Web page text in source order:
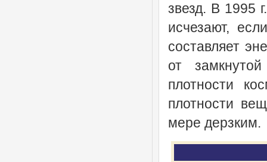
звезд. В 1995
исчезают,
составляет
от
плотности
плотности
мере дерзким.